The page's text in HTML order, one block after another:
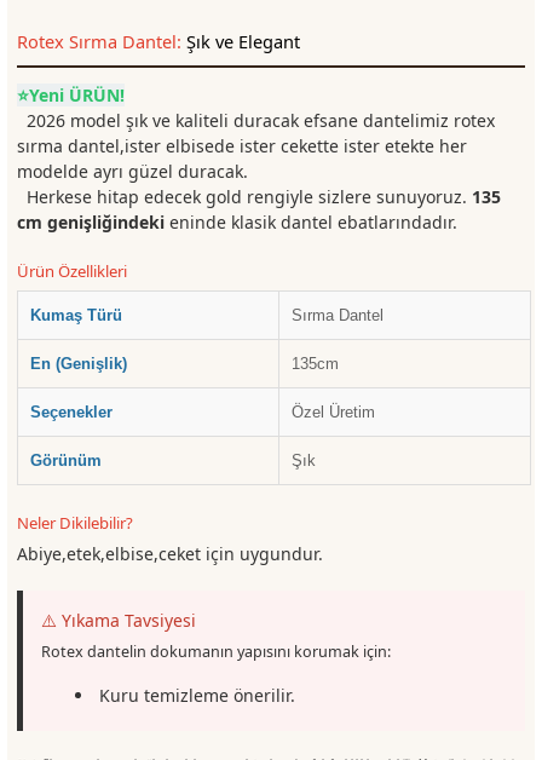
Rotex Sırma Dantel: Şık ve Elegant
⭐Yeni ÜRÜN!
2026 model şık ve kaliteli duracak efsane dantelimiz rotex
sırma dantel,ister elbisede ister cekette ister etekte her
modelde ayrı güzel duracak.
Herkese hitap edecek gold rengiyle sizlere sunuyoruz. 135
cm genişliğindeki eninde klasik dantel ebatlarındadır.
Ürün Özellikleri
Kumaş Türü Sırma Dantel
En (Genişlik) 135cm
Seçenekler Özel Üretim
Görünüm Şık
Neler Dikilebilir?
Abiye,etek,elbise,ceket için uygundur.
⚠️ Yıkama Tavsiyesi
Rotex dantelin dokumanın yapısını korumak için:
Kuru temizleme önerilir.